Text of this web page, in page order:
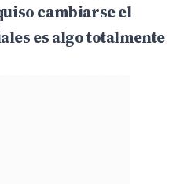
cambiarse el
es algo totalmente